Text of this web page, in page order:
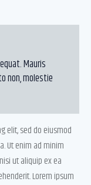
Mauris
non, molestie
elit, sed do eiusmod
Ut enim ad minim
ut aliquip ex ea
Lorem ipsum